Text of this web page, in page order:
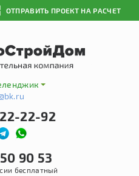
ОТПРАВИТЬ ПРОЕКТ НА РАСЧЕТ
22-92
90 53
бесплатный